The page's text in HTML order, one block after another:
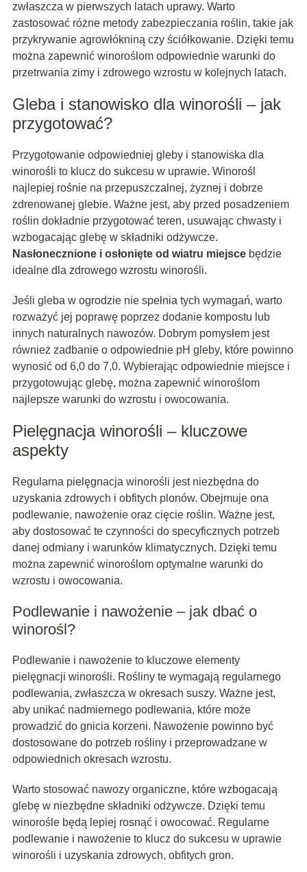
zwłaszcza w pierwszych latach uprawy. Warto
zastosować różne metody zabezpieczania roślin, takie jak
przykrywanie agrowłókniną czy ściółkowanie. Dzięki temu
można zapewnić winoroślom odpowiednie warunki do
przetrwania zimy i zdrowego wzrostu w kolejnych latach.
Gleba i stanowisko dla winorośli – jak
przygotować?
Przygotowanie odpowiedniej gleby i stanowiska dla
winorośli to klucz do sukcesu w uprawie. Winorośl
najlepiej rośnie na przepuszczalnej, żyznej i dobrze
zdrenowanej glebie. Ważne jest, aby przed posadzeniem
roślin dokładnie przygotować teren, usuwając chwasty i
wzbogacając glebę w składniki odżywcze.
Nasłonecznione i osłonięte od wiatru miejscebędzie
idealne dla zdrowego wzrostu winorośli.
Jeśli gleba w ogrodzie nie spełnia tych wymagań, warto
rozważyć jej poprawę poprzez dodanie kompostu lub
innych naturalnych nawozów. Dobrym pomysłem jest
również zadbanie o odpowiednie pH gleby, które powinno
wynosić od 6,0 do 7,0. Wybierając odpowiednie miejsce i
przygotowując glebę, można zapewnić winoroślom
najlepsze warunki do wzrostu i owocowania.
Pielęgnacja winorośli – kluczowe
aspekty
Regularna pielęgnacja winorośli jest niezbędna do
uzyskania zdrowych i obfitych plonów. Obejmuje ona
podlewanie, nawożenie oraz cięcie roślin. Ważne jest,
aby dostosować te czynności do specyficznych potrzeb
danej odmiany i warunków klimatycznych. Dzięki temu
można zapewnić winoroślom optymalne warunki do
wzrostu i owocowania.
Podlewanie i nawożenie – jak dbać o
winorośl?
Podlewanie i nawożenie to kluczowe elementy
pielęgnacji winorośli. Rośliny te wymagają regularnego
podlewania, zwłaszcza w okresach suszy. Ważne jest,
aby unikać nadmiernego podlewania, które może
prowadzić do gnicia korzeni. Nawożenie powinno być
dostosowane do potrzeb rośliny i przeprowadzane w
odpowiednich okresach wzrostu.
Warto stosować nawozy organiczne, które wzbogacają
glebę w niezbędne składniki odżywcze. Dzięki temu
winorośle będą lepiej rosnąć i owocować. Regularne
podlewanie i nawożenie to klucz do sukcesu w uprawie
winorośli i uzyskania zdrowych, obfitych gron.